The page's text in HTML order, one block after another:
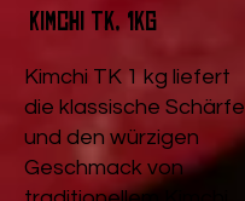
Kimchi TK, 1kg
Kimchi TK 1 kg liefert
die klassische Schärfe
und den würzigen
Geschmack von